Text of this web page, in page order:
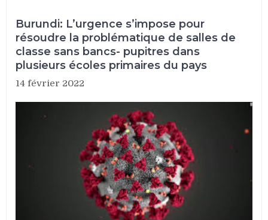
Burundi: L’urgence s’impose pour
résoudre la problématique de salles de
classe sans bancs- pupitres dans
plusieurs écoles primaires du pays
14 février 2022